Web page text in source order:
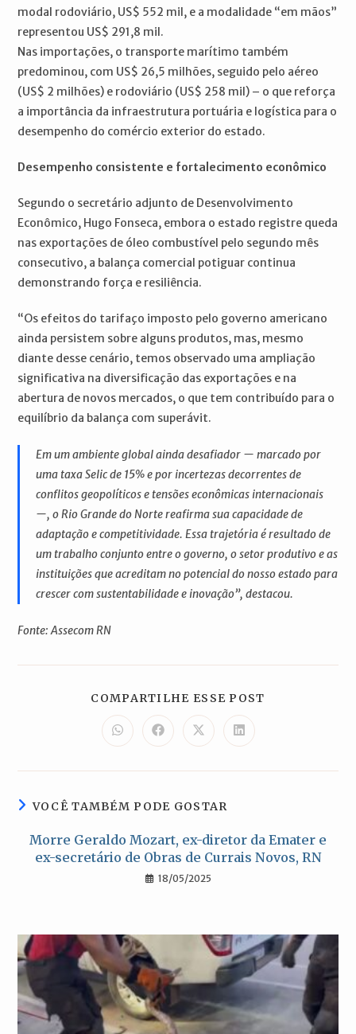
modal rodoviário, US$ 552 mil, e a modalidade “em mãos”
representou US$ 291,8 mil.
Nas importações, o transporte marítimo também
predominou, com US$ 26,5 milhões, seguido pelo aéreo
(US$ 2 milhões) e rodoviário (US$ 258 mil) – o que reforça
a importância da infraestrutura portuária e logística para o
desempenho do comércio exterior do estado.
Desempenho consistente e fortalecimento econômico
Segundo o secretário adjunto de Desenvolvimento
Econômico, Hugo Fonseca, embora o estado registre queda
nas exportações de óleo combustível pelo segundo mês
consecutivo, a balança comercial potiguar continua
demonstrando força e resiliência.
“Os efeitos do tarifaço imposto pelo governo americano
ainda persistem sobre alguns produtos, mas, mesmo
diante desse cenário, temos observado uma ampliação
significativa na diversificação das exportações e na
abertura de novos mercados, o que tem contribuído para o
equilíbrio da balança com superávit.
Em um ambiente global ainda desafiador — marcado por
uma taxa Selic de 15% e por incertezas decorrentes de
conflitos geopolíticos e tensões econômicas internacionais
—, o Rio Grande do Norte reafirma sua capacidade de
adaptação e competitividade. Essa trajetória é resultado de
um trabalho conjunto entre o governo, o setor produtivo e as
instituições que acreditam no potencial do nosso estado para
crescer com sustentabilidade e inovação”, destacou.
Fonte: Assecom RN
COMPARTILHE ESSE POST
Abre
em
nova
Abre
em
nova
Abre
em
nova
Abre
em
nova
VOCÊ TAMBÉM PODE GOSTAR
Morre Geraldo Mozart, ex-diretor da Emater e
ex-secretário de Obras de Currais Novos, RN
18/05/2025